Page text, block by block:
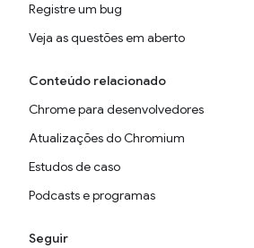
Registre um bug
Veja as questões em aberto
Conteúdo relacionado
Chrome para desenvolvedores
Atualizações do Chromium
Estudos de caso
Podcasts e programas
Seguir